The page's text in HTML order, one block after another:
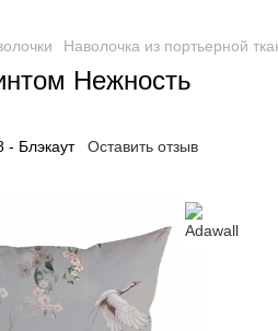
Наволочка из портьерной
Нежность
- Блэкаут Оставить отзыв